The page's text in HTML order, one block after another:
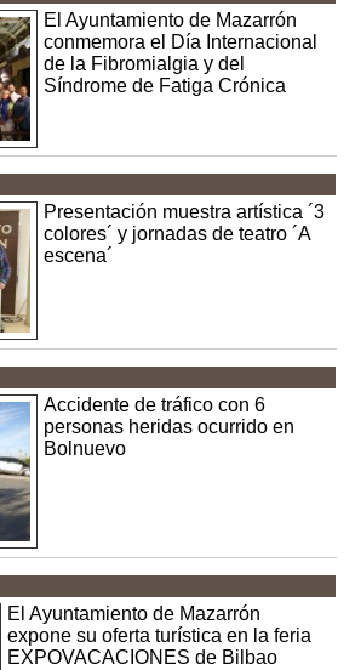
El Ayuntamiento de Mazarrón
conmemora el Día Internacional
de la Fibromialgia y del
Síndrome de Fatiga Crónica
Presentación muestra artística ´3
colores´ y jornadas de teatro ´A
escena´
Accidente de tráfico con 6
personas heridas ocurrido en
Bolnuevo
El Ayuntamiento de Mazarrón
expone su oferta turística en la feria
EXPOVACACIONES de Bilbao